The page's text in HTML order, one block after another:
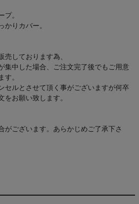
プ。
かりカバー。
売しております為、
集中した場合、ご注文完了後でもご用意
す。
セルとさせて頂く事がございますが何卒
をお願い致します。
がございます。あらかじめご了承下さ